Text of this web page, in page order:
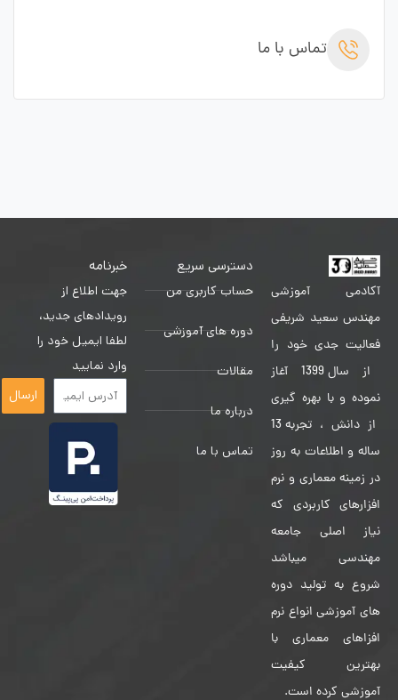
تماس با ما
آکادمی آموزشی
مهندس سعید شریفی
فعالیت جدی خود را
از سال 1399 آغاز
نموده و با بهره گیری
از دانش ، تجربه 13
ساله و اطلاعات به روز
در زمینه معماری و نرم
افزارهای کاربردی که
نیاز اصلی جامعه
مهندسی میباشد
شروع به تولید دوره
های آموزشی انواع نرم
افزاهای معماری با
بهترین کیفیت
آموزشی کرده است.
دسترسی سریع
حساب کاربری من
دوره های آموزشی
مقالات
درباره ما
تماس با ما
خبرنامه
جهت اطلاع از
رویدادهای جدید،
لطفا ایمیل خود را
وارد نمایید
ارسال